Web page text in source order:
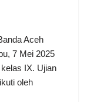
Aceh
7 Mei 2025
IX. Ujian
oleh